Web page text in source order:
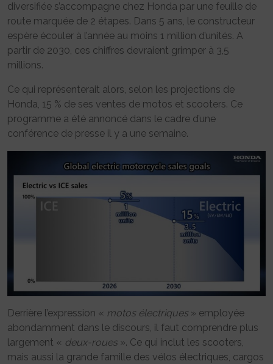
diversifiée s’accompagne chez Honda par une feuille de
route marquée de 2 étapes. Dans 5 ans, le constructeur
espère écouler à l’année au moins 1 million d’unités. A
partir de 2030, ces chiffres devraient grimper à 3,5
millions.
Ce qui représenterait alors, selon les projections de
Honda, 15 % de ses ventes de motos et scooters. Ce
programme a été annoncé dans le cadre d’une
conférence de presse il y a une semaine.
Derrière l’expression « motos électriques» employée
abondamment dans le discours, il faut comprendre plus
largement « deux-roues». Ce qui inclut les scooters,
mais aussi la grande famille des vélos électriques, cargos